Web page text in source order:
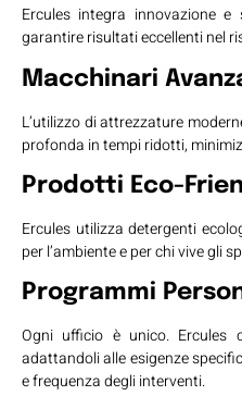
Ercules integra innovazione
garantire risultati eccellenti nel
Macchinari
L’utilizzo di attrezzature
profonda in tempi ridotti,
Prodotti Eco-
Ercules utilizza detergenti
per l’ambiente e per chi vive gli
Programmi
Ogni ufficio è unico. Ercules
adattandoli alle esigenze
e frequenza degli interventi.